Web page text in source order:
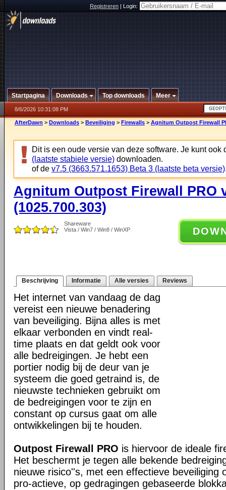
Registreren|Login:
Startpagina Downloads Top downloads Meer
8/6/2026 10:31:08 PM
AfterDawn > Downloads > Beveiliging > Firewalls > Agnitum Outpost Firewall
Dit is een oude versie van deze software. Je kunt ook
(laatste stabiele versie) downloaden.
of de v7.5 (3663.571.1653) Beta 3 (laatste beta versie)
Agnitum Outpost Firewall PRO
(1025.700.303)
Shareware
Vista / Win7 / Win8 / WinXP
Beschrijving Informatie Alle versies Reviews
Het internet van vandaag de dag
vereist een nieuwe benadering
van beveiliging. Bijna alles is met
elkaar verbonden en vindt real-
time plaats en dat geldt ook voor
alle bedreigingen. Je hebt een
portier nodig bij de deur van je
systeem die goed getraind is, de
nieuwste technieken gebruikt om
de bedreigingen voor te zijn en
constant op cursus gaat om alle
ontwikkelingen bij te houden.
Outpost Firewall PRO is hiervoor de ideale
Het beschermt je tegen alle bekende
nieuwe risico''s, met een effectieve beveiliging
pro-actieve, op gedragingen gebaseerde